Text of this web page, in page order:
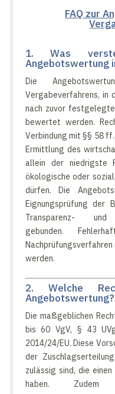
FAQ zur
1. Was
Angebotswertung
Die
Vergabeverfahrens, in
nach zuvor
bewertet werden.
Verbindung mit §§ 58
Ermittlung des
allein der niedrigste
ökologische oder
dürfen. Die
Eignungsprüfung der
Transparenz- und
gebunden.
werden.
2. Welche
Angebotswertung?
Die maßgeblichen
bis 60 VgV, § 43
2014/24/EU. Diese
der
zulässig sind, die
haben.